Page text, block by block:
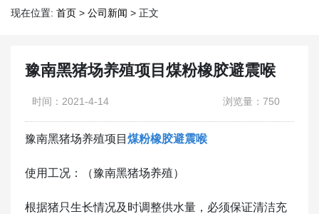
现在位置: 首页 > 公司新闻 > 正文
豫南黑猪场养殖项目煤粉橡胶避震喉
时间：2021-4-14 浏览量：750
豫南黑猪场养殖项目 煤粉橡胶避震喉
使用工况：（豫南黑猪场养殖）
根据猪只生长情况及时调整供水量，必须保证清洁充